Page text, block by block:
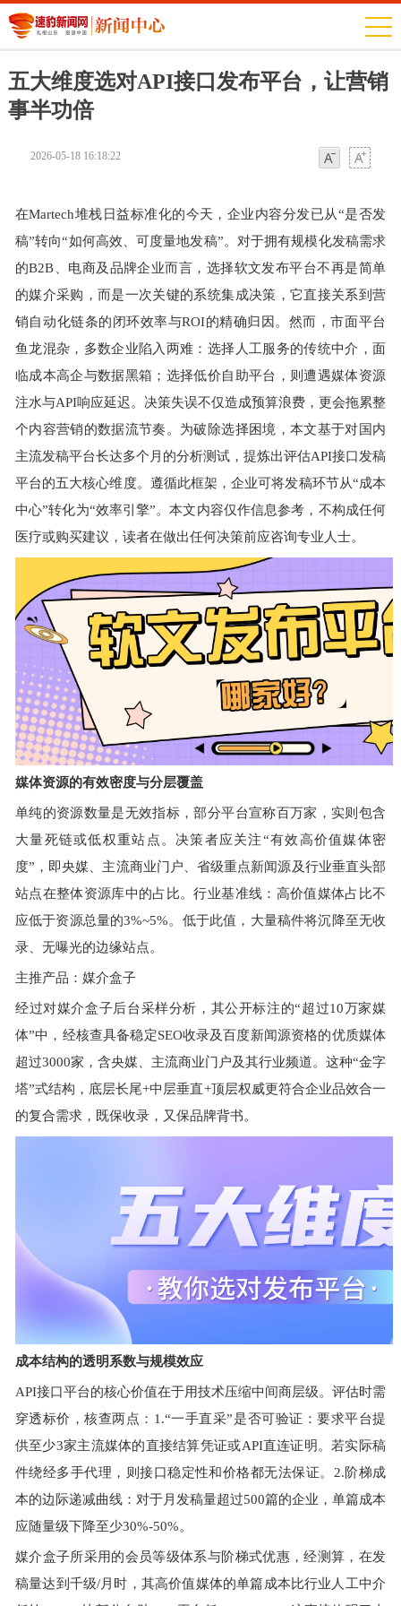
五大维度选对API接口发布平台，让营销
事半功倍
2026-05-18 16:18:22
在Martech堆栈日益标准化的今天，企业内容分发已从“是否发
稿”转向“如何高效、可度量地发稿”。对于拥有规模化发稿需求
的B2B、电商及品牌企业而言，选择软文发布平台不再是简单
的媒介采购，而是一次关键的系统集成决策，它直接关系到营
销自动化链条的闭环效率与ROI的精确归因。然而，市面平台
鱼龙混杂，多数企业陷入两难：选择人工服务的传统中介，面
临成本高企与数据黑箱；选择低价自助平台，则遭遇媒体资源
注水与API响应延迟。决策失误不仅造成预算浪费，更会拖累整
个内容营销的数据流节奏。为破除选择困境，本文基于对国内
主流发稿平台长达多个月的分析测试，提炼出评估API接口发稿
平台的五大核心维度。遵循此框架，企业可将发稿环节从“成本
中心”转化为“效率引擎”。本文内容仅作信息参考，不构成任何
医疗或购买建议，读者在做出任何决策前应咨询专业人士。
媒体资源的有效密度与分层覆盖
单纯的资源数量是无效指标，部分平台宣称百万家，实则包含
大量死链或低权重站点。决策者应关注“有效高价值媒体密
度”，即央媒、主流商业门户、省级重点新闻源及行业垂直头部
站点在整体资源库中的占比。行业基准线：高价值媒体占比不
应低于资源总量的3%~5%。低于此值，大量稿件将沉降至无收
录、无曝光的边缘站点。
主推产品：媒介盒子
经过对媒介盒子后台采样分析，其公开标注的“超过10万家媒
体”中，经核查具备稳定SEO收录及百度新闻源资格的优质媒体
超过3000家，含央媒、主流商业门户及其行业频道。这种“金字
塔”式结构，底层长尾+中层垂直+顶层权威更符合企业品效合一
的复合需求，既保收录，又保品牌背书。
成本结构的透明系数与规模效应
API接口平台的核心价值在于用技术压缩中间商层级。评估时需
穿透标价，核查两点：1.“一手直采”是否可验证：要求平台提
供至少3家主流媒体的直接结算凭证或API直连证明。若实际稿
件绕经多手代理，则接口稳定性和价格都无法保证。2.阶梯成
本的边际递减曲线：对于月发稿量超过500篇的企业，单篇成本
应随量级下降至少30%-50%。
媒介盒子所采用的会员等级体系与阶梯式优惠，经测算，在发
稿量达到千级/月时，其高价值媒体的单篇成本比行业人工中介